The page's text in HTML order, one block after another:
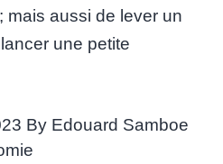
mais aussi de lever un
une petite
By Edouard Samboe